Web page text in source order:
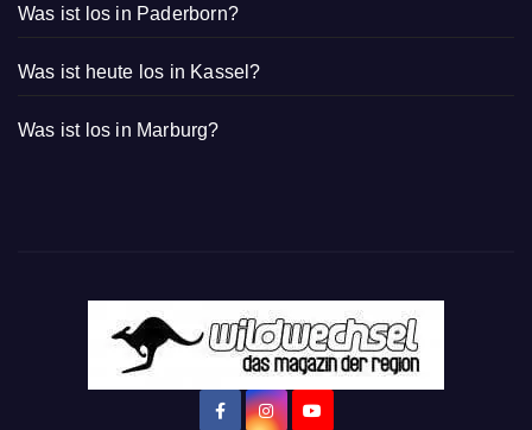
Was ist los in Paderborn?
Was ist heute los in Kassel?
Was ist los in Marburg?